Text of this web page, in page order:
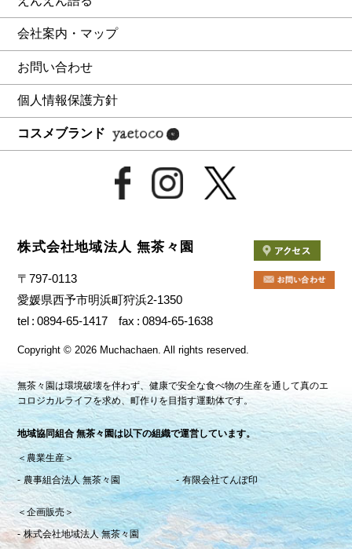
会社案内・マップ
お問い合わせ
個人情報保護方針
コスメブランド
株式会社地域法人 無茶々園
〒797-0113
愛媛県西予市明浜町狩浜2-1350
tel
0894-65-1417 fax 0894-65-1638
Copyright© 2026 Muchachaen.All rights reserved.
無茶々園は環境破壊を伴わず、健康で安全な食べ物の生産を通して真のエ
コロジカルライフを求め、町作りを目指す運動体です。
地域協同組合 無茶々園は以下の組織で運営しています。
＜農業生産＞
農事組合法人 無茶々園
有限会社てんぽ印
＜企画販売＞
株式会社地域法人 無茶々園